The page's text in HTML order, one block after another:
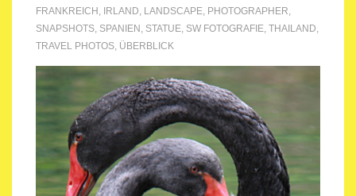
FRANKREICH , IRLAND, LANDSCAPE, PHOTOGRAPHER,
SNAPSHOTS, SPANIEN , STATUE, SW FOTOGRAFIE, THAILAND,
TRAVEL PHOTOS, ÜBERBLICK